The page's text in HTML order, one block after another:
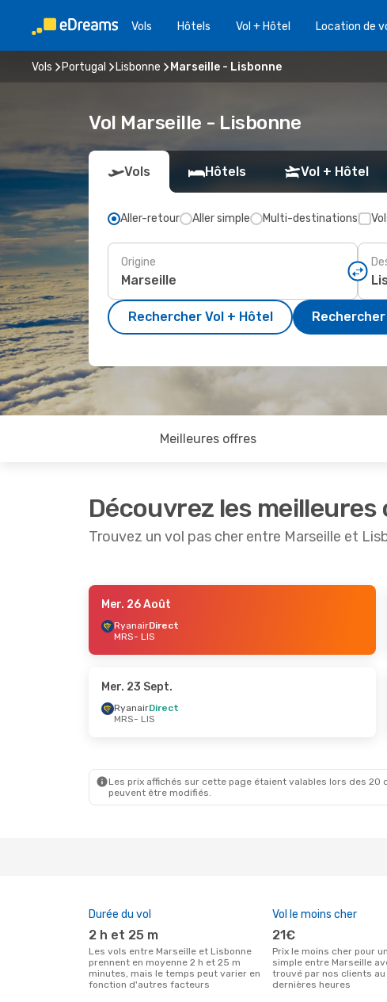
Vols Hôtels Vol + Hôtel Location de
Vols Portugal Lisbonne Marseille - Lisbonne
Vol Marseille - Lisbonne
Vols Hôtels Vol + Hôtel
Aller-retour Aller simple Multi-destinations
Origine
Rechercher Vol + Hôtel
Meilleures offres
Découvrez les
Trouvez un vol pas cher entre Marseille et
- Lun. 5 Oct. -
- Ven. 23 Oct. -
LIS
- MRS
Mer. 26 Août
RyanairDirect
MRS- LIS
Mer. 23 Sept.
RyanairDirect
MRS- LIS
Les prix affichés sur cette page étaient valables lors des
peuvent être modifiés.
Durée du vol
2 h et 25 m
Les vols entre Marseille et Lisbonne
prennent en moyenne 2 h et 25 m
minutes, mais le temps peut varier en
fonction d'autres facteurs
Vol le moins cher
21€
Prix le moins cher pour un vol aller
simple entre Marseille
trouvé par nos clients
dernières heures